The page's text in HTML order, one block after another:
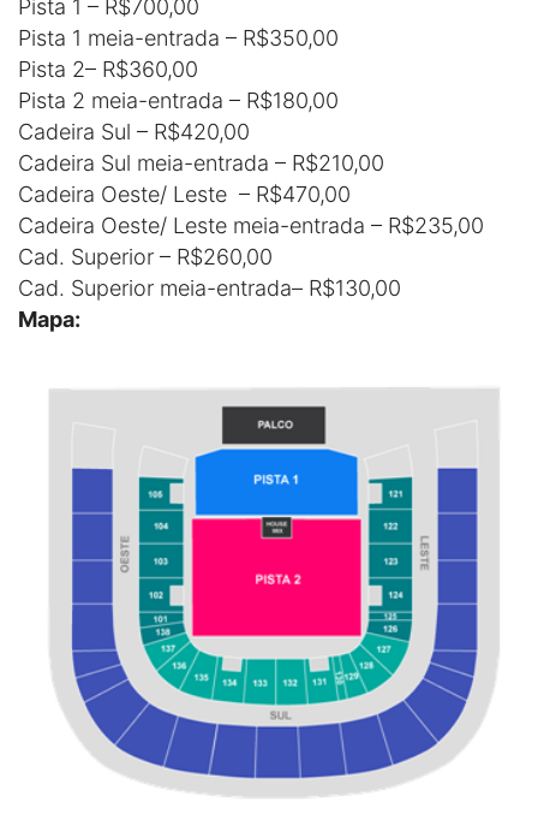
Pista 1 – R$700,00
Pista 1 meia-entrada – R$350,00
Pista 2– R$360,00
Pista 2 meia-entrada – R$180,00
Cadeira Sul – R$420,00
Cadeira Sul meia-entrada – R$210,00
Cadeira Oeste/ Leste – R$470,00
Cadeira Oeste/ Leste meia-entrada – R$235,00
Cad. Superior – R$260,00
Cad. Superior meia-entrada– R$130,00
Mapa: